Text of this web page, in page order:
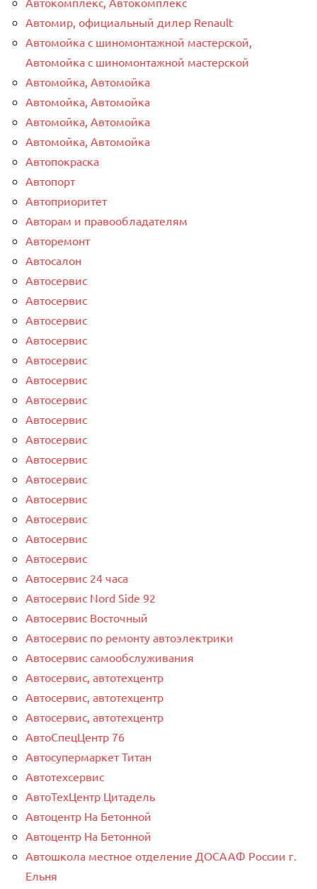
Автомир, официальный дилер Renault
Автомойка с шиномонтажной мастерской,
Автомойка с шиномонтажной мастерской
Автомойка, Автомойка
Автомойка, Автомойка
Автомойка, Автомойка
Автомойка, Автомойка
Автопокраска
Автопорт
Автоприоритет
Авторам и правообладателям
Авторемонт
Автосалон
Автосервис
Автосервис
Автосервис
Автосервис
Автосервис
Автосервис
Автосервис
Автосервис
Автосервис
Автосервис
Автосервис
Автосервис
Автосервис
Автосервис
Автосервис
Автосервис 24 часа
Автосервис Nord Side 92
Автосервис Восточный
Автосервис по ремонту автоэлектрики
Автосервис самообслуживания
Автосервис, автотехцентр
Автосервис, автотехцентр
Автосервис, автотехцентр
АвтоСпецЦентр 76
Автосупермаркет Титан
Автотехсервис
АвтоТехЦентр Цитадель
Автоцентр На Бетонной
Автоцентр На Бетонной
Автошкола местное отделение ДОСААФ России г.
Ельня